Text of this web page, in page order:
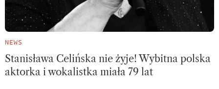
NEWS
Stanisława Celińska nie żyje! Wybitna polska
aktorka i wokalistka miała 79 lat